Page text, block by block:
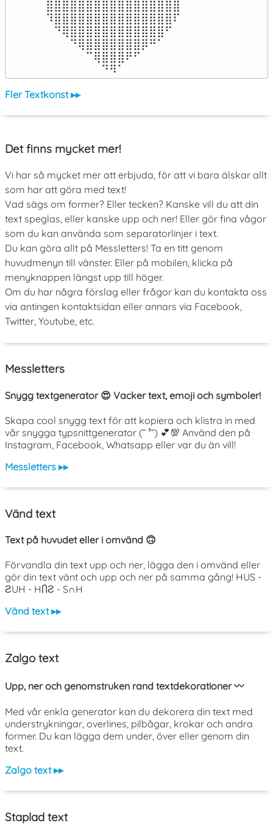
⣿⣿⣿⣿⣿⣿⣿⣿⣿⣿⣿⣿⣿⣿⣿⣿⣿
⠹⣿⣿⣿⣿⣿⣿⣿⣿⣿⣿⣿⣿⣿⣿⣿⠏
⠀⠙⢿⣿⣿⣿⣿⣿⣿⣿⣿⣿⣿⣿⣿⠋⠀
⠀⠀⠀⠙⢿⣿⣿⣿⣿⣿⣿⣿⡿⠛⠁⠀⠀
⠀⠀⠀⠀⠀⠉⢿⣿⣿⣿⠟⠋⠀⠀⠀⠀⠀
⠀⠀⠀⠀⠀⠀⠀⠙⠻⠁⠀⠀⠀⠀⠀⠀⠀⠀⠀⠀⠀⠀⠀
Fler Textkonst ▸▸
Det finns mycket mer!
Vi har så mycket mer att erbjuda, för att vi bara älskar allt
som har att göra med text!
Vad sägs om former? Eller tecken? Kanske vill du att din
text speglas, eller kanske upp och ner! Eller gör fina vågor
som du kan använda som separatorlinjer i text.
Du kan göra allt på Messletters! Ta en titt genom
huvudmenyn till vänster. Eller på mobilen, klicka på
menyknappen längst upp till höger.
Om du har några förslag eller frågor kan du kontakta oss
via antingen kontaktsidan eller annars via Facebook,
Twitter, Youtube, etc.
Messletters
Snygg textgenerator 😍 Vacker text, emoji och symboler!
Skapa cool snygg text för att kopiera och klistra in med
vår snygga typsnittgenerator (˘ ³˘) 💕💯 Använd den på
Instagram, Facebook, Whatsapp eller var du än vill!
Messletters ▸▸
Vänd text
Text på huvudet eller i omvänd 🙃
Förvandla din text upp och ner, lägga den i omvänd eller
gör din text vänt och upp och ner på samma gång! HUS -
ƧUH - HႶƧ - S∩H
Vänd text ▸▸
Zalgo text
Upp, ner och genomstruken rand textdekorationer 〰️
Med vår enkla generator kan du dekorera din text med
understrykningar, overlines, pilbågar, krokar och andra
former. Du kan lägga dem under, över eller genom din
text.
Zalgo text ▸▸
Staplad text